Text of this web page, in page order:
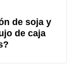
de soja y
de caja